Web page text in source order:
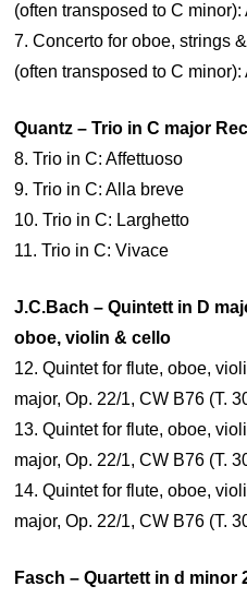
(often transposed to C minor):
7. Concerto for oboe, strings
(often transposed to C minor):
Quantz – Trio in C major
8. Trio in C: Affettuoso
9. Trio in C: Alla breve
10. Trio in C: Larghetto
11. Trio in C: Vivace
J.C.Bach – Quintett in D
oboe, violin & cello
12. Quintet for flute, oboe,
major, Op. 22/1, CW B76 (T.
13. Quintet for flute, oboe,
major, Op. 22/1, CW B76 (T.
14. Quintet for flute, oboe,
major, Op. 22/1, CW B76 (T.
Fasch – Quartett in d minor